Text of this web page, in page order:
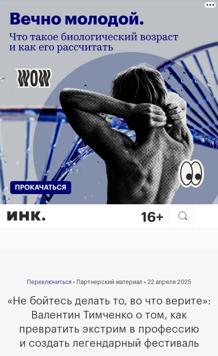
«Не бойтесь делать то, во
Переключиться • Партнерский материал • 22 апреля 2025
«Не бойтесь делать то, во что верите»:
Валентин Тимченко о том, как
превратить экстрим в профессию
и создать легендарный фестиваль